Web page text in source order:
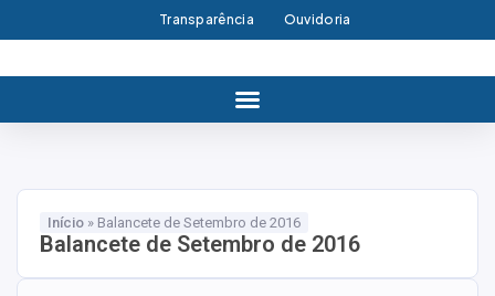
Transparência Ouvidoria
Início » Balancete de Setembro de 2016
Balancete de Setembro de 2016